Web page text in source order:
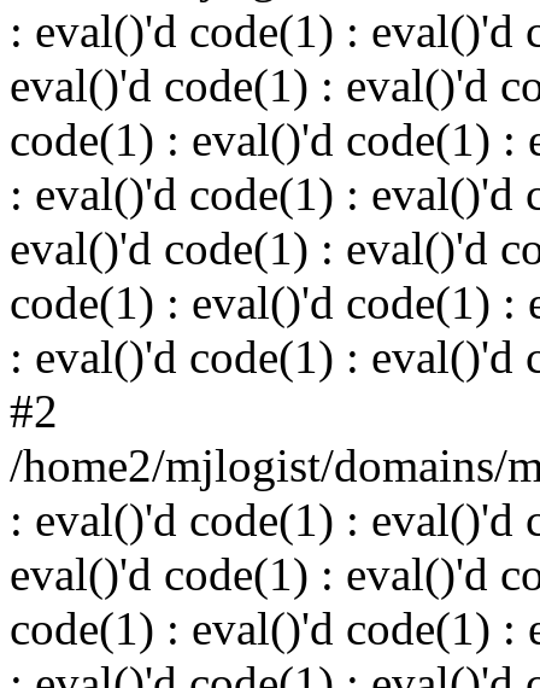
: eval()'d code(1) : eval()'d
eval()'d code(1) : eval()'d
code(1) : eval()'d code(1) :
: eval()'d code(1) : eval()'d
eval()'d code(1) : eval()'d
code(1) : eval()'d code(1) :
: eval()'d code(1) : eval()'d
#2
/home2/mjlogist/domains/
: eval()'d code(1) : eval()'d
eval()'d code(1) : eval()'d
code(1) : eval()'d code(1) :